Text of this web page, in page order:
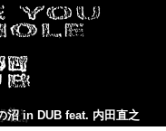
沼 in DUB feat. 内田直之